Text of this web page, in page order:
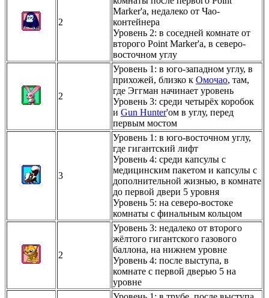
2
Marker'а, недалеко от Чао-
контейнера
Уровень 2: в соседней комнате от
второго Point Marker'а, в северо-
восточном углу
2
Уровень 1: в юго-западном углу, в
прихожей, близко к Омочао, там,
где Эггман начинает уровень
Уровень 3: cреди четырёх коробок
и Gun Hunter'ом в углу, перед
первым мостом
3
Уровень 1: в юго-восточном углу,
где гигантский лифт
Уровень 4: среди капсулы с
медицинским пакетом и капсулы с
дополнительной жизнью, в комнате
до первой двери 5 уровня
Уровень 5: на северо-востоке
комнаты с финальным кольцом
2
Уровень 3: недалеко от второго
жёлтого гигантского газового
баллона, на нижнем уровне
Уровень 4: после выступа, в
комнате с первой дверью 5 на
уровне